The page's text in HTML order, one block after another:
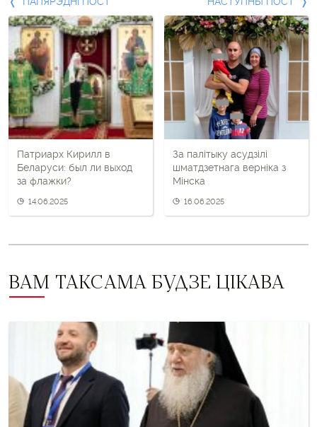
Папярэдні
пост
і
наступны
пост
Патриарх Кирилл в
Беларуси: был ли выход
за флажки?
14.06.2025
За палітыку асудзілі
шматдзетнага верніка з
Мінска
16.06.2025
ВАМ ТАКСАМА БУДЗЕ ЦІКАВА